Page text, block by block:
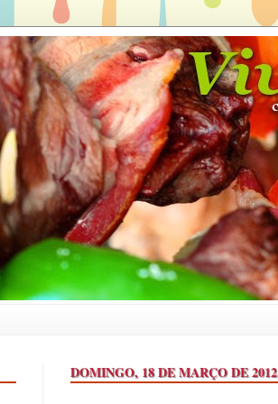
DOMINGO, 18 DE MARÇO DE 2012